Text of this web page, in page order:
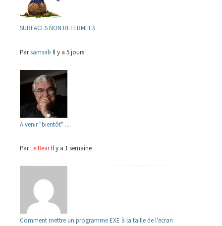
SURFACES NON REFERMEES
Parsamsab Il y a 5 jours
A venir "bientôt" ....
ParLe BearIl y a 1 semaine
Comment mettre un programme EXE à la taille de l'ecran